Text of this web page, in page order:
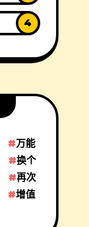
4
万能
换个
再次
增值